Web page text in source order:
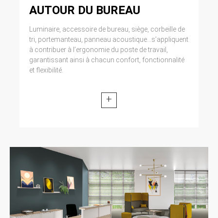
AUTOUR DU BUREAU
Luminaire, accessoire de bureau, siège, corbeille de
tri, portemanteau, panneau acoustique...s’appliquent
à contribuer à l’ergonomie du poste de travail,
garantissant ainsi à chacun confort, fonctionnalité
et flexibilité.
+
modifiée par la loi n° 2004-801 du 6 août 2004
relative à l’informatique, aux fichiers et aux
libertés. Loi n° 2004-575 du 21 juin 2004 pour
la confiance dans l’économie numérique.
11. LEXIQUE.
« les informations qui permettent, sous quelque
forme que ce soit, directement ou non,